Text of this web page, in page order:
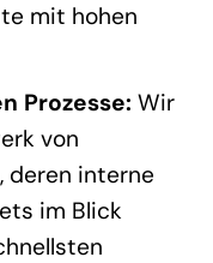
mit hohen
Prozesse: Wir
von
deren interne
im Blick